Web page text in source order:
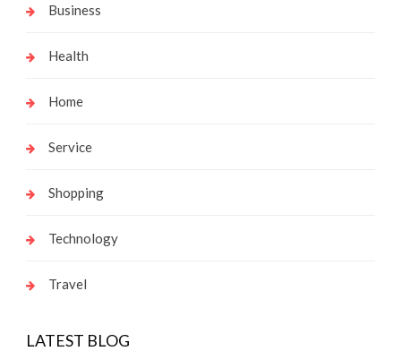
Business
Health
Home
Service
Shopping
Technology
Travel
LATEST BLOG